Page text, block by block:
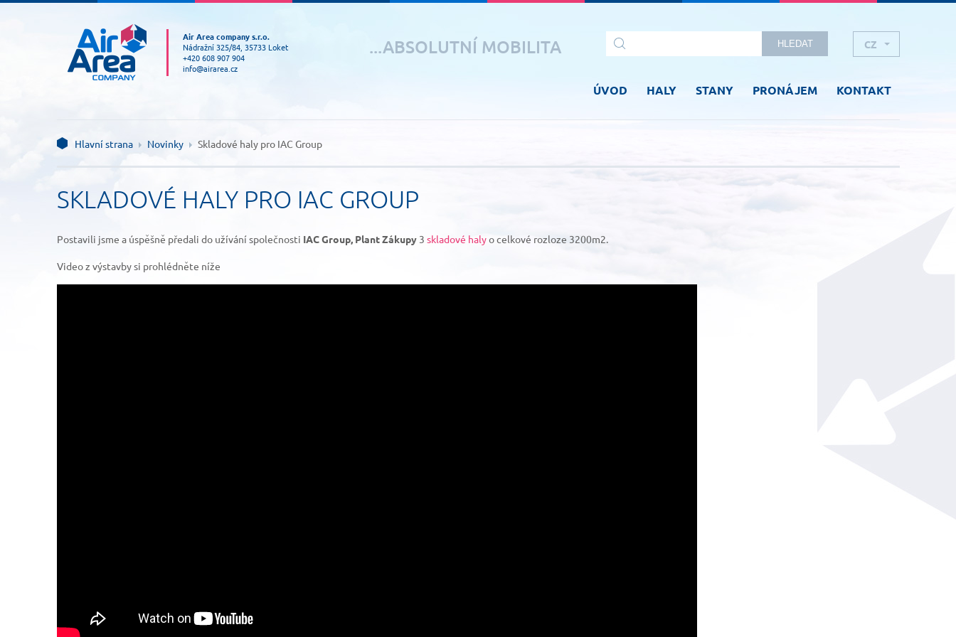
Air Area company s.r.o.
Nádražní 325/84, 35733 Loket
+420 608 907 904
info@airarea.cz
...ABSOLUTNÍ MOBILITA HLEDAT
CZ
RU
ÚVOD HALY STANY PRONÁJEM KONTAKT
Hlavní strana Novinky Skladové haly pro IAC Group
SKLADOVÉ HALY PRO IAC GROUP
Postavili jsme a úspěšně předali do užívání společnosti IAC Group, Plant Zákupy3 skladové halyo celkové rozloze 3200m2.
Video z výstavby si prohlédněte níže